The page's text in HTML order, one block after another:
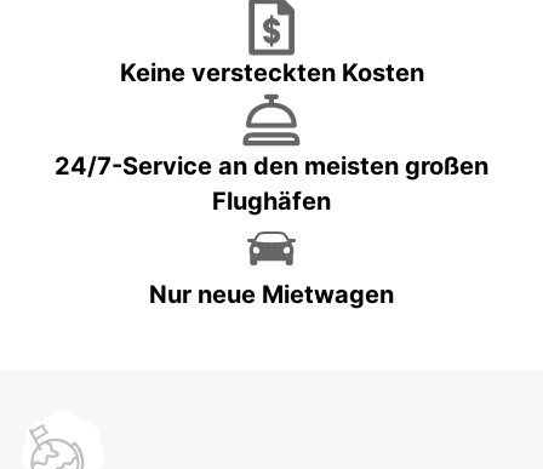
Keine versteckten Kosten
24/7-Service an den meisten großen
Flughäfen
Nur neue Mietwagen